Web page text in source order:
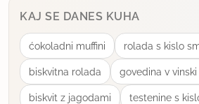
KAJ SE DANES KUHA
ćokoladni muffini rolada s kislo
biskvitna rolada govedina v
biskvit z jagodami testenine s